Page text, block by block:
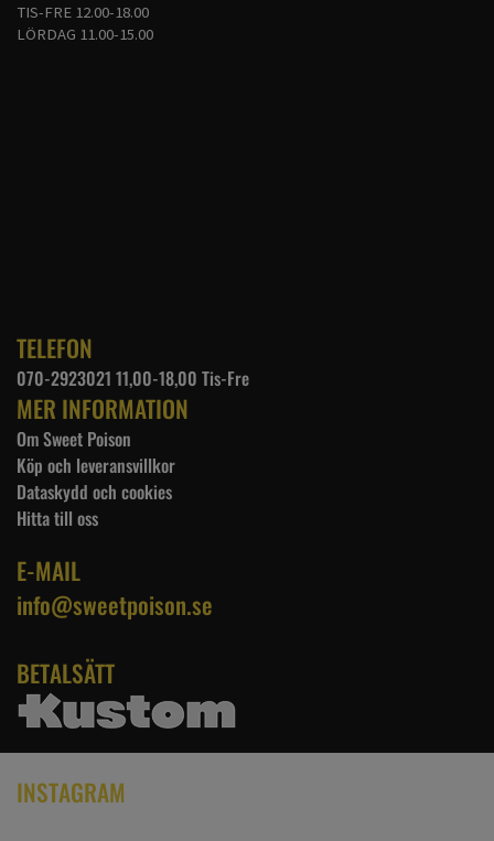
TIS-FRE 12.00-18.00
LÖRDAG 11.00-15.00
TELEFON
070-2923021 11,00-18,00 Tis-Fre
MER INFORMATION
Om Sweet Poison
Köp och leveransvillkor
Dataskydd och cookies
Hitta till oss
E-MAIL
info@sweetpoison.se
BETALSÄTT
INSTAGRAM